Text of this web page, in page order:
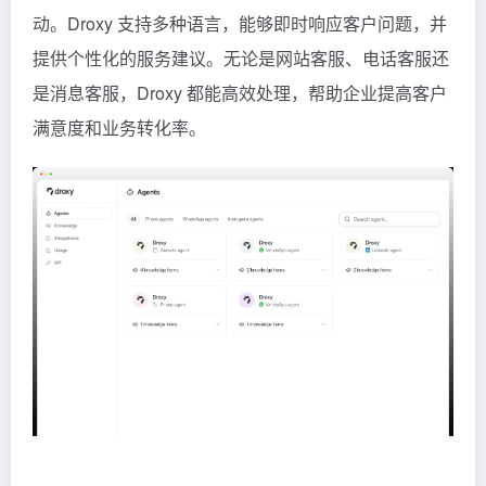
动。Droxy 支持多种语言，能够即时响应客户问题，并
提供个性化的服务建议。无论是网站客服、电话客服还
是消息客服，Droxy 都能高效处理，帮助企业提高客户
满意度和业务转化率。